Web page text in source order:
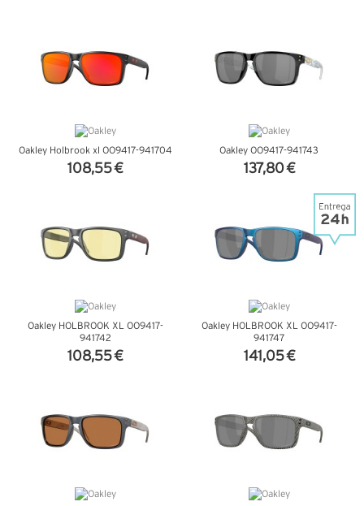
Oakley Holbrook xl OO9417-941704
108,55 €
Oakley OO9417-941743
137,80 €
Oakley HOLBROOK XL OO9417-
941742
108,55 €
Oakley HOLBROOK XL OO9417-
941747
141,05 €